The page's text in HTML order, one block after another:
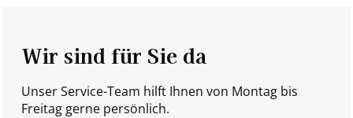
Wir sind für Sie da
Unser Service-Team hilft Ihnen von Montag bis
Freitag gerne persönlich.